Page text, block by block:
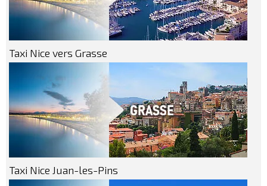
Taxi Nice vers Grasse
Taxi Nice Juan-les-Pins